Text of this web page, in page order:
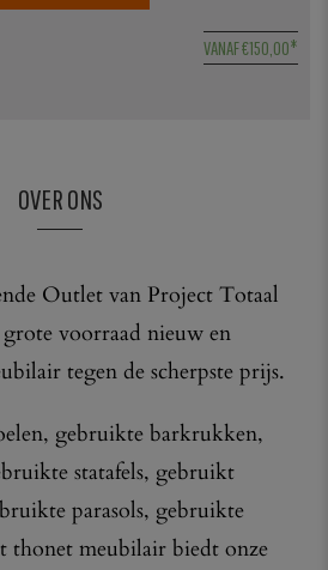
VANAF€150,00*
OVER ONS
Outlet van Project Totaal
voorraad nieuw en
tegen de scherpste prijs.
gebruikte barkrukken,
statafels, gebruikt
parasols, gebruikte
thonet meubilair biedt onze